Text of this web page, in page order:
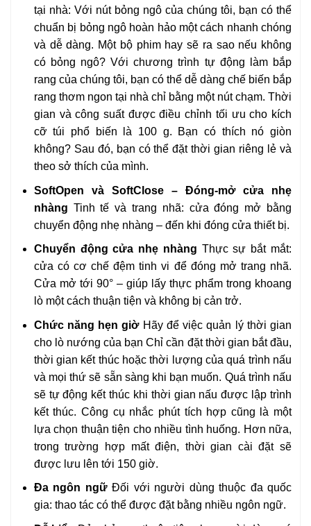
tại nhà: Với nút bỏng ngô của chúng tôi, bạn có thể
chuẩn bị bỏng ngô hoàn hảo một cách nhanh chóng
và dễ dàng. Một bộ phim hay sẽ ra sao nếu không
có bỏng ngô? Với chương trình tự động làm bắp
rang của chúng tôi, bạn có thể dễ dàng chế biến bắp
rang thơm ngon tại nhà chỉ bằng một nút chạm. Thời
gian và công suất được điều chỉnh tối ưu cho kích
cỡ túi phổ biến là 100 g. Bạn có thích nó giòn
không? Sau đó, bạn có thể đặt thời gian riêng lẻ và
theo sở thích của mình.
SoftOpen và SoftClose – Đóng-mở cửa nhẹ
nhàng Tinh tế và trang nhã: cửa đóng mở bằng
chuyển động nhẹ nhàng – đến khi đóng cửa thiết bị.
Chuyển động cửa nhẹ nhàng Thực sự bắt mắt:
cửa có cơ chế đệm tinh vi để đóng mở trang nhã.
Cửa mở tới 90° – giúp lấy thực phẩm trong khoang
lò một cách thuận tiện và không bị cản trở.
Chức năng hẹn giờ Hãy để việc quản lý thời gian
cho lò nướng của bạn Chỉ cần đặt thời gian bắt đầu,
thời gian kết thúc hoặc thời lượng của quá trình nấu
và mọi thứ sẽ sẵn sàng khi bạn muốn. Quá trình nấu
sẽ tự động kết thúc khi thời gian nấu được lập trình
kết thúc. Công cụ nhắc phút tích hợp cũng là một
lựa chọn thuận tiện cho nhiều tình huống. Hơn nữa,
trong trường hợp mất điện, thời gian cài đặt sẽ
được lưu lên tới 150 giờ.
Đa ngôn ngữĐối với người dùng thuộc đa quốc
gia: thao tác có thể được đặt bằng nhiều ngôn ngữ.